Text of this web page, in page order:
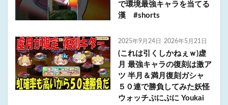
で環境最強キャラを当てる
漢 #shorts
2025年9月24日 2026年5月21日
(これは引くしかねぇｗ)虚
月 最強キャラの復刻は激ア
ツ 半月＆満月復刻ガシャ
５０連で勝負してみた妖怪
ウォッチぷにぷに Youkai